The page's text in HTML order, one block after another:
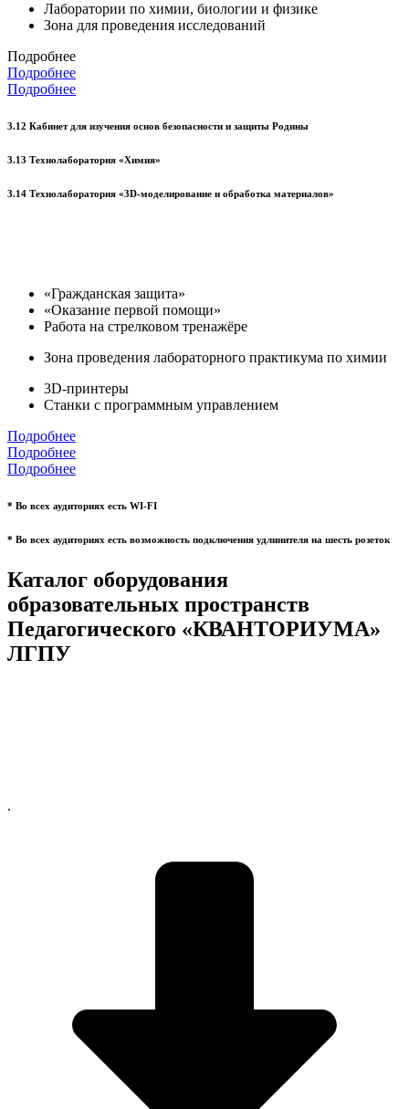
Лаборатории по химии, биологии и физике
Зона для проведения исследований
Подробнее
Подробнее
Подробнее
3.12 Кабинет для изучения основ безопасности и защиты Родины
3.13 Технолаборатория «Химия»
3.14 Технолаборатория «3D-моделирование и обработка материалов»
«Гражданская защита»
«Оказание первой помощи»
Работа на стрелковом тренажёре
Зона проведения лабораторного практикума по химии
3D-принтеры
Станки с программным управлением
Подробнее
Подробнее
Подробнее
* Во всех аудиториях есть WI-FI
* Во всех аудиториях есть возможность подключения удлинителя на шесть розеток
Каталог оборудования
образовательных пространств
Педагогического «КВАНТОРИУМА»
ЛГПУ
.